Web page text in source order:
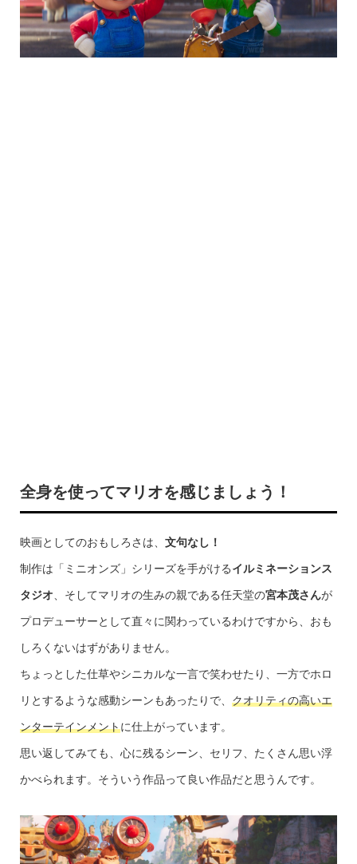
全身を使ってマリオを感じましょう！
映画としてのおもしろさは、 文句なし！
制作は「ミニオンズ」シリーズを手がけるイルミネーションス
タジオ、そしてマリオの生みの親である任天堂の宮本茂さんが
プロデューサーとして直々に関わっているわけですから、おも
しろくないはずがありません。
ちょっとした仕草やシニカルな一言で笑わせたり、一方でホロ
リとするような感動シーンもあったりで、 クオリティの高いエ
ンターテインメントに仕上がっています。
思い返してみても、心に残るシーン、セリフ、たくさん思い浮
かべられます。そういう作品って良い作品だと思うんです。